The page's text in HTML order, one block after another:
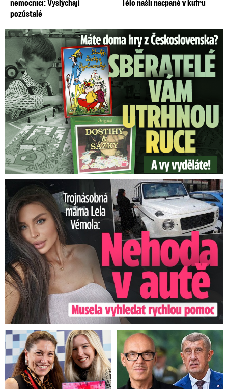
pozůstalé
Staré československé hry: Sběratelé vám za ně utrhnou ruce!
Trojnásobná máma Lela Vémola: Nehoda v autě